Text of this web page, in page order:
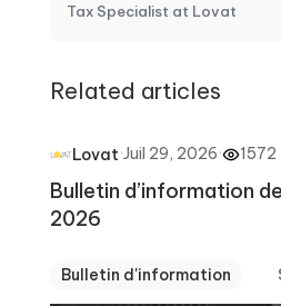
Tax Specialist at Lovat
Related articles
Lovat·Juil 29, 2026· 1572
Bulletin d’information
2026
Bulletin d'information